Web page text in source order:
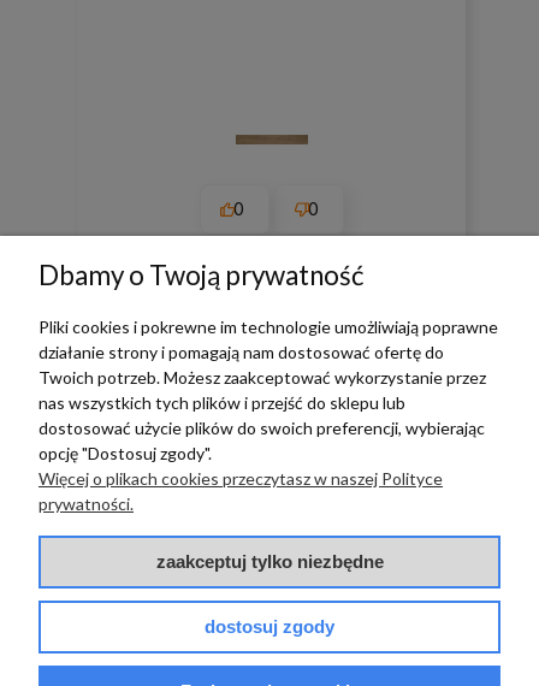
0 0
zebranych i zweryfikowanych przez
PŁATNOŚCI I DOSTAWA
POMOC
Dbamy o Twoją prywatność
Pliki cookies i pokrewne im technologie umożliwiają poprawne
działanie strony i pomagają nam dostosować ofertę do
Twoich potrzeb. Możesz zaakceptować wykorzystanie przez
nas wszystkich tych plików i przejść do sklepu lub
dostosować użycie plików do swoich preferencji, wybierając
opcję "Dostosuj zgody".
Więcej o plikach cookies przeczytasz w naszej Polityce
prywatności.
zaakceptuj tylko niezbędne
dostosuj zgody